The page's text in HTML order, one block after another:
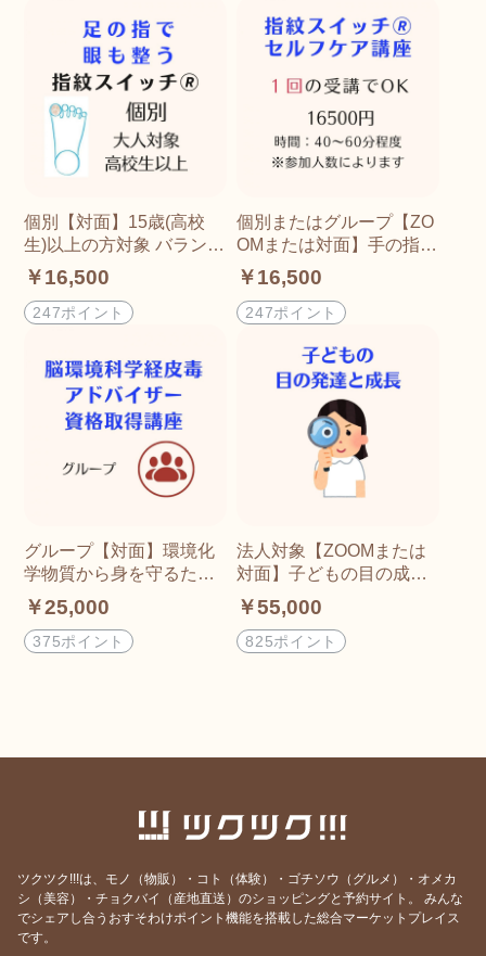
個別【対面】15歳(高校
生)以上の方対象 バランス
よく働かせるために足の
指を使って視覚も活性す
る指紋スイッチ(R) 北九州
￥16,500
247ポイント
個別またはグループ【ZO
OMまたは対面】手の指か
らアプローチして眼にも
変化が？目に関して お悩
みの方の指紋スイッチ(R)
￥16,500
247ポイント
グループ【対面】環境化
学物質から身を守るため
の日用品の賢い選び方講
座(脳環境科学経皮毒アド
バイザー資格取得講座) 目
￥25,000
375ポイント
法人対象【ZOOMまたは
対面】子どもの目の成長
と発達 目は動いています
か？ 目と姿勢とココロが
整う視覚活性法 読み書き
￥55,000
825ポイント
ツクツク!!!は、モノ（物販）・コト（体験）・ゴチソウ（グルメ）・オメカ
シ（美容）・チョクバイ（産地直送）のショッピングと予約サイト。
みんな
でシェアし合うおすそわけポイント機能を搭載した総合マーケットプレイス
です。